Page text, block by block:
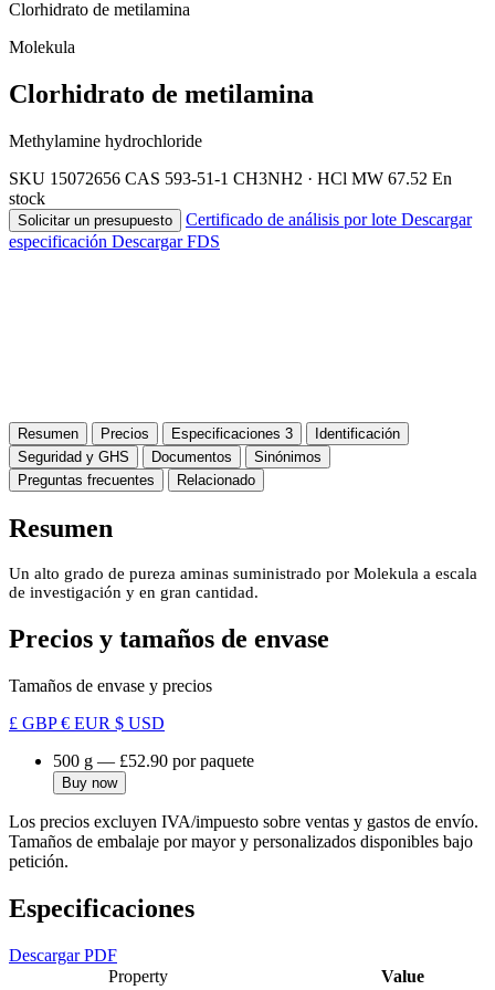
Clorhidrato de metilamina
Molekula
Clorhidrato de metilamina
Methylamine hydrochloride
SKU 15072656 CAS 593-51-1 CH3NH2 · HCl MW 67.52 En
stock
Solicitar un presupuesto Certificado de análisis por lote Descargar
especificación Descargar FDS
Resumen Precios Especificaciones 3
Identificación
Seguridad y GHS
Documentos
Sinónimos
Preguntas frecuentes
Relacionado
Resumen
Un alto grado de pureza aminas suministrado por Molekula a escala
de investigación y en gran cantidad.
Precios y tamaños de envase
Tamaños de envase y precios
£ GBP€ EUR $ USD
500 g — £52.90 por paquete
Buy now
Los precios excluyen IVA/impuesto sobre ventas y gastos de envío.
Tamaños de embalaje por mayor y personalizados disponibles bajo
petición.
Especificaciones
Descargar PDF
Property
Value